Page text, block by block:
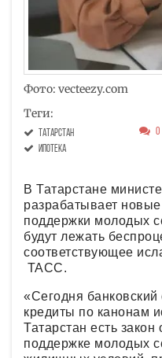
Фото: vecteezy.com
Теги:
Татарстан
ипотека
0
В Татарстане
разрабатывает
поддержки молодых
будут лежать
соответствующее
ТАСС.
«Сегодня банковский
кредиты по канонам
Татарстан есть закон
поддержке молодых